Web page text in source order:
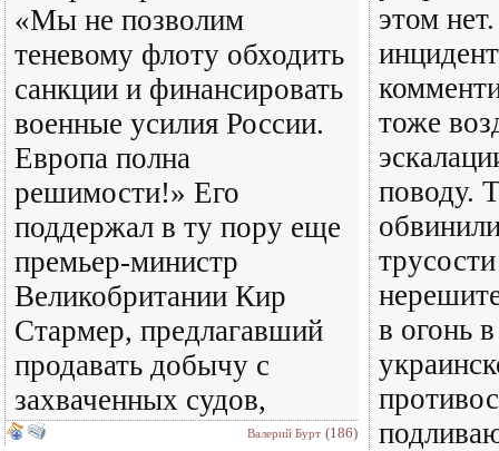
«Мы не позволим
теневому флоту обходить
санкции и финансировать
военные усилия России.
Европа полна
решимости!» Его
поддержал в ту пору еще
премьер-министр
Великобритании Кир
Стармер, предлагавший
продавать добычу с
захваченных судов,
Валерий Бурт (186)
этом
тоже
поводу.
в огонь